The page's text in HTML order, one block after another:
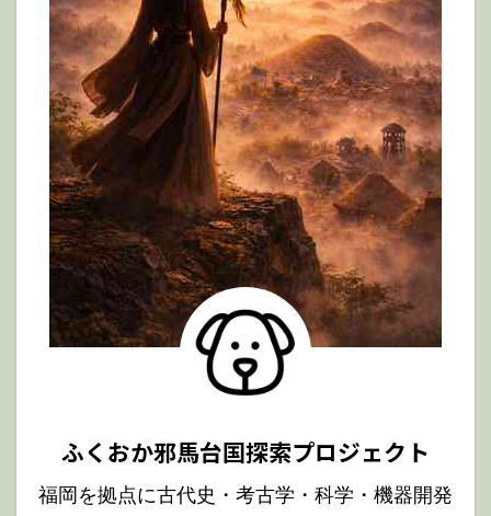
ふくおか邪馬台国探索プロジェクト
福岡を拠点に古代史・考古学・科学・機器開発